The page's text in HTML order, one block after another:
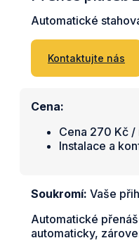
Automatické
Kontaktujte nás
Cena:
Cena 270 Kč
Instalace a
Soukromí: Vaše
Automatické
automaticky,